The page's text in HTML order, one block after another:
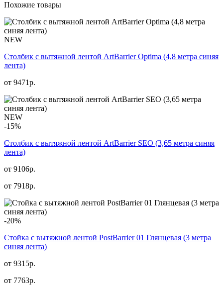
Похожие товары
NEW
Столбик с вытяжной лентой ArtBarrier Оptima (4,8 метра синяя
лента)
от 9471р.
NEW
-15%
Столбик с вытяжной лентой ArtBarrier SEO (3,65 метра синяя
лента)
от 9106р.
от 7918р.
-20%
Стойка с вытяжной лентой PostBarrier 01 Глянцевая (3 метра
синяя лента)
от 9315р.
от 7763р.